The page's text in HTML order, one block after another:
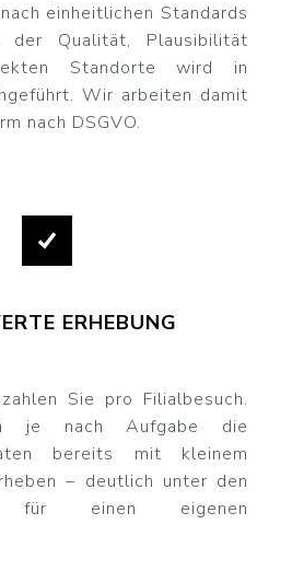
einheitlichen Standards
der Qualität, Plausibilität
Standorte wird in
Wir arbeiten damit
nach DSGVO.
ERHEBUNG
Sie pro Filialbesuch.
je nach Aufgabe die
bereits mit kleinem
– deutlich unter den
für einen eigenen